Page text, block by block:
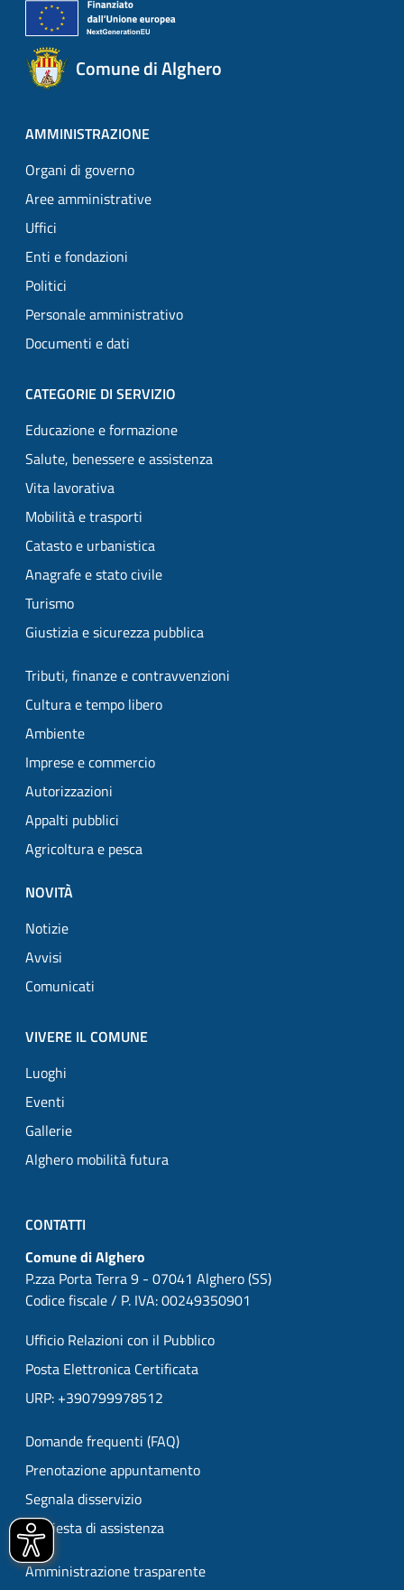
Comune di Alghero
AMMINISTRAZIONE
Organi di governo
Aree amministrative
Uffici
Enti e fondazioni
Politici
Personale amministrativo
Documenti e dati
CATEGORIE DI SERVIZIO
Educazione e formazione
Salute, benessere e assistenza
Vita lavorativa
Mobilità e trasporti
Catasto e urbanistica
Anagrafe e stato civile
Turismo
Giustizia e sicurezza pubblica
Tributi, finanze e contravvenzioni
Cultura e tempo libero
Ambiente
Imprese e commercio
Autorizzazioni
Appalti pubblici
Agricoltura e pesca
NOVITÀ
Notizie
Avvisi
Comunicati
VIVERE IL COMUNE
Luoghi
Eventi
Gallerie
Alghero mobilità futura
CONTATTI
Comune di Alghero
P.zza Porta Terra 9 - 07041 Alghero (SS)
Codice fiscale / P. IVA: 00249350901
Ufficio Relazioni con il Pubblico
Posta Elettronica Certificata
URP: +390799978512
Domande frequenti (FAQ)
Prenotazione appuntamento
Segnala disservizio
Richiesta di assistenza
Amministrazione trasparente